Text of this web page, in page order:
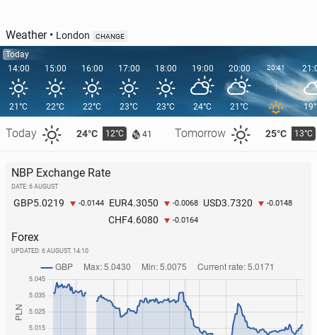
Weather• London CHANGE
Today
14:00
21°C
Today 24°C 12°C 41 Tomorrow 25°C 13°C
15:00
22°C
16:00
22°C
17:00
23°C
18:00
23°C
19:00
24°C
20:00
21°C
20:41
NBP Exchange Rate
DATE: 6 AUGUST
GBP5.0219 -0.0144 EUR4.3050 -0.0068 USD3.7320 -0.0148
CHF4.6080 -0.0164
Forex
UPDATED: 6 AUGUST, 14:10